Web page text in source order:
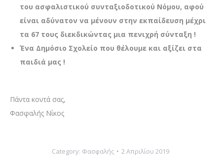
του ασφαλιστικού συνταξιοδοτικού Νόμου, αφού
είναι αδύνατον να μένουν στην εκπαίδευση μέχρι
τα 67 τους διεκδικώντας μια πενιχρή σύνταξη !
Ένα Δημόσιο Σχολείο που θέλουμε και αξίζει στα
παιδιά μας !
Πάντα κοντά σας,
Φασφαλής Νίκος
Category: Φασφαλής 2 Απριλίου 2019